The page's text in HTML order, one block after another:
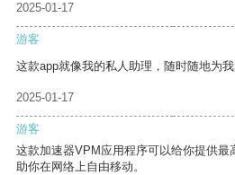
2025-01-17
游客
这款app就像我的私人助理，随时随地为我
2025-01-17
游客
这款加速器VPM应用程序可以给你提供最
助你在网络上自由移动。